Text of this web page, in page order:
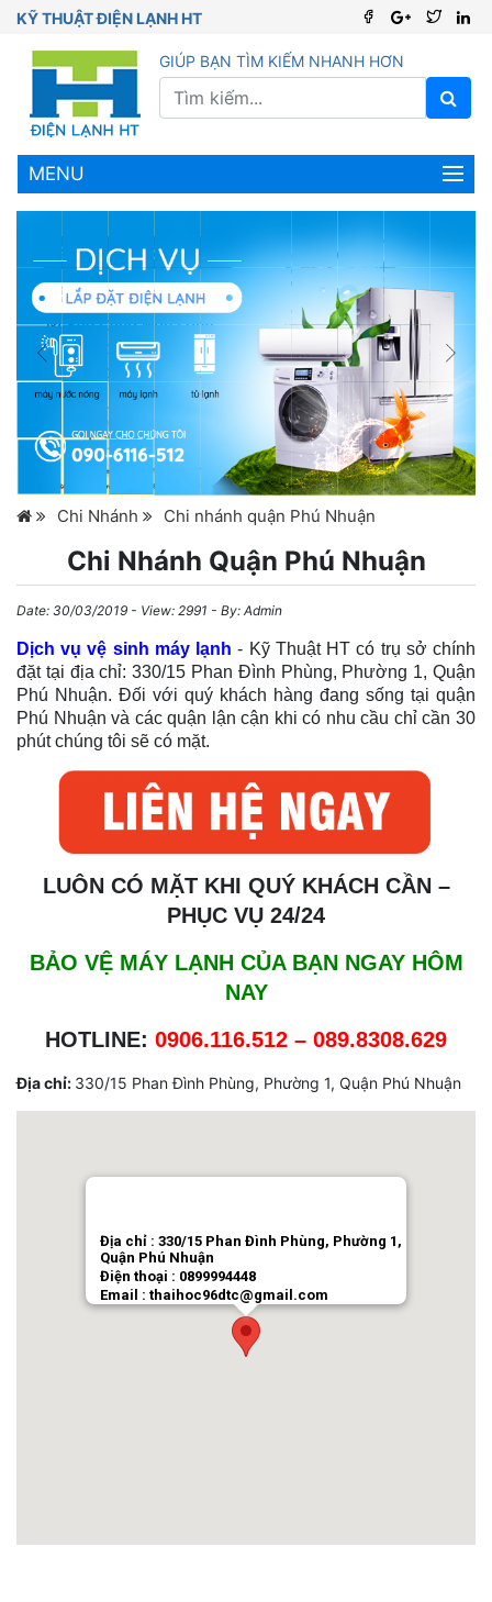
KỸ THUẬT ĐIỆN LẠNH HT
GIÚP BẠN TÌM KIẾM NHANH HƠN
MENU
Chi Nhánh Chi nhánh quận Phú Nhuận
Chi Nhánh Quận Phú Nhuận
Date: 30/03/2019 - View: 2991 - By: Admin
Dịch vụ vệ sinh máy lạnh - Kỹ Thuật HT có trụ sở chính
đặt tại địa chỉ: 330/15 Phan Đình Phùng, Phường 1, Quận
Phú Nhuận. Đối với quý khách hàng đang sống tại quận
Phú Nhuận và các quận lận cận khi có nhu cầu chỉ cần 30
phút chúng tôi sẽ có mặt.
LUÔN CÓ MẶT KHI QUÝ KHÁCH CẦN –
PHỤC VỤ 24/24
BẢO VỆ MÁY LẠNH CỦA BẠN NGAY HÔM
NAY
HOTLINE: 0906.116.512 – 089.8308.629
Địa chỉ: 330/15 Phan Đình Phùng, Phường 1, Quận Phú Nhuận
Địa chỉ : 330/15 Phan Đình Phùng, Phường 1,
Quận Phú Nhuận
Điện thoại : 0899994448
Email : thaihoc96dtc@gmail.com